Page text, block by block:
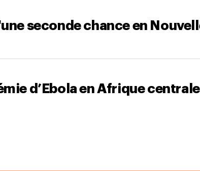
seconde chance en
d’Ebola en Afrique centrale